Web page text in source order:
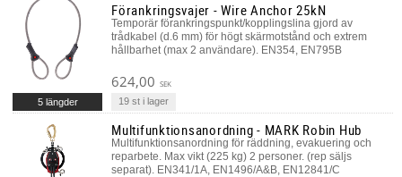
Förankringsvajer - Wire Anchor 25kN
Temporär förankringspunkt/kopplingslina gjord av
trådkabel (d.6 mm) för högt skärmotstånd och extrem
hållbarhet (max 2 användare). EN354, EN795B
624,00 SEK
5 längder 19 st i lager
Multifunktionsanordning - MARK Robin Hub
Multifunktionsanordning för räddning, evakuering och
reparbete. Max vikt (225 kg) 2 personer. (rep säljs
separat). EN341/1A, EN1496/A&B, EN12841/C